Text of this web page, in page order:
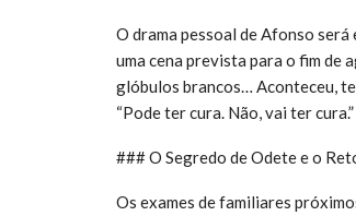
O drama pessoal de Afonso
uma cena prevista para o fim de
glóbulos brancos… Aconteceu,
“Pode ter cura. Não, vai ter cura.”
### O Segredo de Odete e o
Os exames de familiares